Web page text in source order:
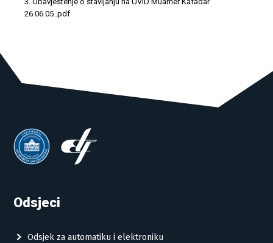
26.06.05..pdf
Odsjeci
Odsjek za automatiku i elektroniku